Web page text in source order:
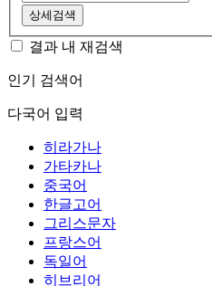
상세검색
결과 내 재검색
인기 검색어
다국어 입력
히라가나
가타카나
중국어
한글고어
그리스문자
프랑스어
독일어
히브리어